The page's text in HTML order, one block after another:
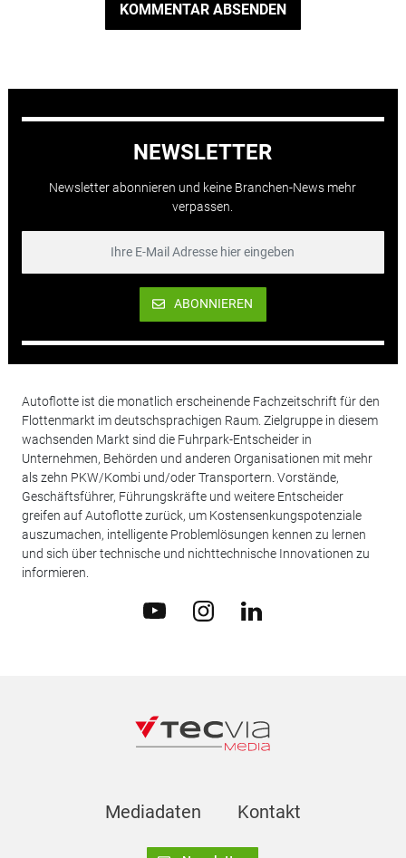
KOMMENTAR ABSENDEN
NEWSLETTER
Newsletter abonnieren und keine Branchen-News mehr
verpassen.
ABONNIEREN
Autoflotte ist die monatlich erscheinende Fachzeitschrift für den
Flottenmarkt im deutschsprachigen Raum. Zielgruppe in diesem
wachsenden Markt sind die Fuhrpark-Entscheider in
Unternehmen, Behörden und anderen Organisationen mit mehr
als zehn PKW/Kombi und/oder Transportern. Vorstände,
Geschäftsführer, Führungskräfte und weitere Entscheider
greifen auf Autoflotte zurück, um Kostensenkungspotenziale
auszumachen, intelligente Problemlösungen kennen zu lernen
und sich über technische und nichttechnische Innovationen zu
informieren.
Mediadaten Kontakt